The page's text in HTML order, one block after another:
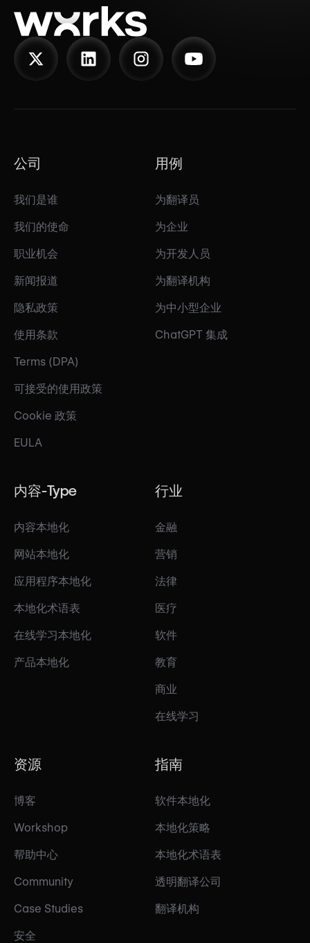
公司
我们是谁
我们的使命
职业机会
新闻报道
隐私政策
使用条款
Terms (DPA)
可接受的使用政策
Cookie 政策
EULA
用例
为翻译员
为企业
为开发人员
为翻译机构
为中小型企业
ChatGPT 集成
内容-Type
内容本地化
网站本地化
应用程序本地化
本地化术语表
在线学习本地化
产品本地化
行业
金融
营销
法律
医疗
软件
教育
商业
在线学习
资源
博客
Workshop
帮助中心
Community
Case Studies
安全
指南
软件本地化
本地化策略
本地化术语表
透明翻译公司
翻译机构